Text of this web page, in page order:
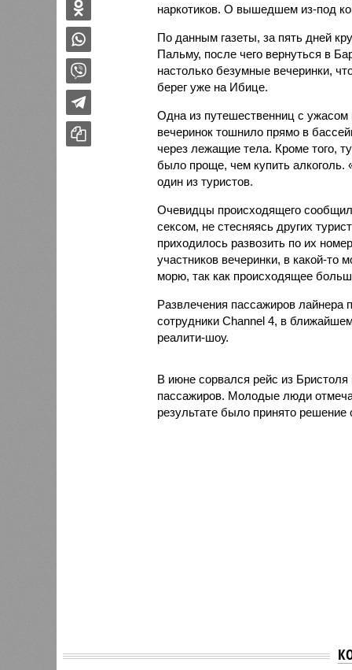
наркотиков. О вышедшем из-под
По данным газеты, за пять дней
Пальму, после чего вернуться в
настолько безумные вечеринки,
берег уже на Ибице.
Одна из путешественниц с ужасом
вечеринок тошнило прямо в
через лежащие тела. Кроме того,
было проще, чем купить алкоголь.
один из туристов.
Очевидцы происходящего
сексом, не стесняясь других
приходилось развозить по их
участников вечеринки, в какой-
морю, так как происходящее
Развлечения пассажиров лайнера
сотрудники Channel 4, в
реалити-шоу.
В июне сорвался рейс из Бристоля
пассажиров. Молодые люди
результате было принято решение